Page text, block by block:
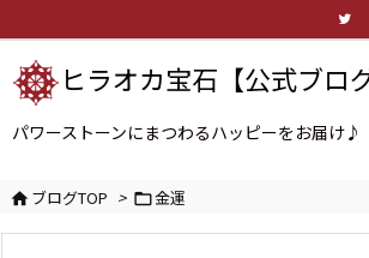
ヒラオカ宝石【公式ブログ
パワーストーンにまつわるハッピーをお届け♪
ブログTOP > 金運